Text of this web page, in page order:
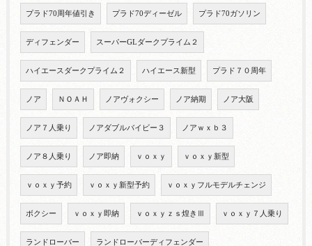
プラド70周年値引き プラド70ディーゼル プラド70ガソリン
ディフェンダー スーパーGLダークプライム２
ハイエースダークプライム２ ハイエース新型 プラド７０周年
ノア ＮＯＡＨ ノアヴォクシー ノア納期 ノア大阪
ノア７人乗り ノアダブルバイビー３ ノアｗｘｂ３
ノア８人乗り ノア即納 ｖｏｘｙ ｖｏｘｙ新型
ｖｏｘｙ予約 ｖｏｘｙ新型予約 ｖｏｘｙフルモデルチェンジ
ボクシー ｖｏｘｙ即納 ｖｏｘｙｚｓ煌きⅢ ｖｏｘｙ７人乗り
ランドローバー ランドローバーディフェンダー